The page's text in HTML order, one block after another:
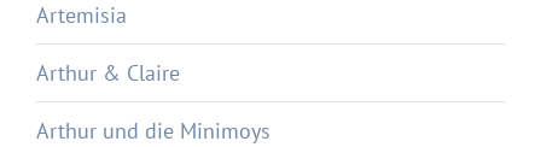
Artemisia
Arthur & Claire
Arthur und die Minimoys